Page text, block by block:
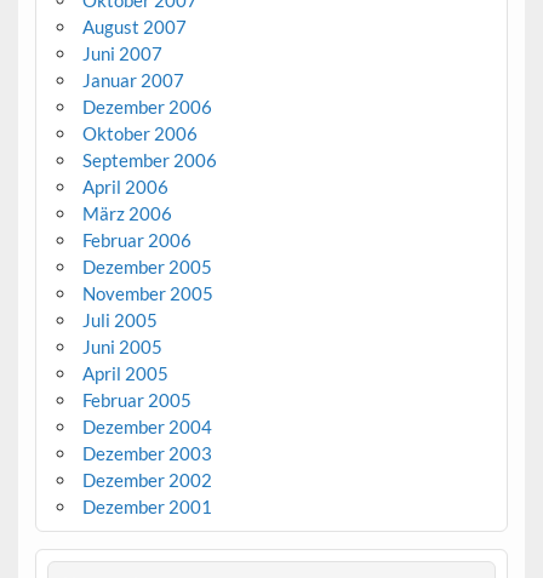
August 2007
Juni 2007
Januar 2007
Dezember 2006
Oktober 2006
September 2006
April 2006
März 2006
Februar 2006
Dezember 2005
November 2005
Juli 2005
Juni 2005
April 2005
Februar 2005
Dezember 2004
Dezember 2003
Dezember 2002
Dezember 2001